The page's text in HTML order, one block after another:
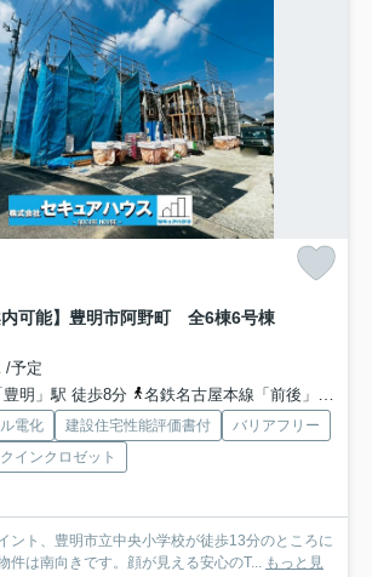
内可能】豊明市阿野町 全6棟6号棟
/予定
明」駅 徒歩8分
名鉄名古屋本線「前後」駅 徒歩22分
電化 建設住宅性能評価書付
バリアフリー
インクロゼット
ント、豊明市立中央小学校が徒歩13分のところに
件は南向きです。顔が見える安心のT... もっと見